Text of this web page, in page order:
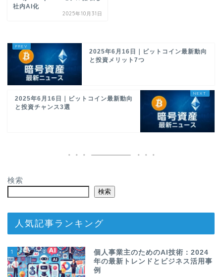
社内AI化
2025年10月31日
2025年6月16日｜ビットコイン最新動向
と投資メリット7つ
2025年6月16日｜ビットコイン最新動向
と投資チャンス3選
検索
検索
人気記事ランキング
1
個人事業主のためのAI技術：2024
年の最新トレンドとビジネス活用事
例